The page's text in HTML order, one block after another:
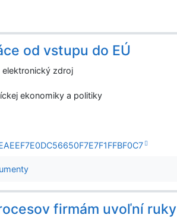
od vstupu do EÚ
elektronický zdroj
ekonomiky a politiky
firmám uvoľní ruky